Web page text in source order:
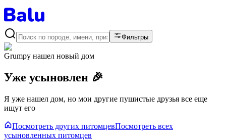
Фильтры
Grumpy нашел новый дом
Уже усыновлен 🎉
Я уже нашел дом, но мои другие пушистые друзья все еще
ищут его
Посмотреть других питомцевПосмотреть всех
усыновленных питомцев